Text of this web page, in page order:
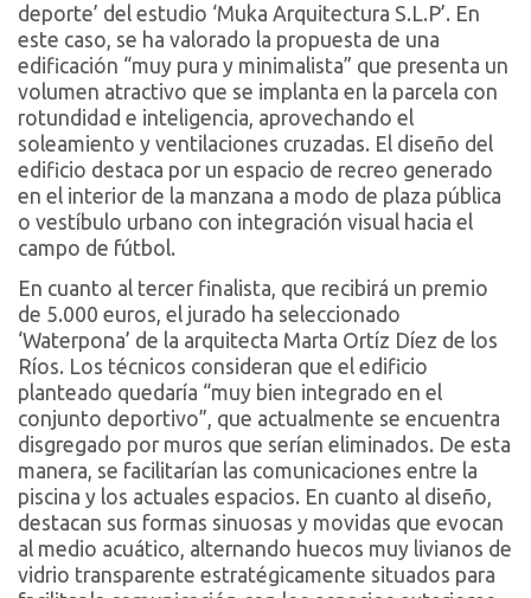
deporte’ del estudio ‘Muka Arquitectura S.L.P’. En
este caso, se ha valorado la propuesta de una
edificación “muy pura y minimalista” que presenta un
volumen atractivo que se implanta en la parcela con
rotundidad e inteligencia, aprovechando el
soleamiento y ventilaciones cruzadas. El diseño del
edificio destaca por un espacio de recreo generado
en el interior de la manzana a modo de plaza pública
o vestíbulo urbano con integración visual hacia el
campo de fútbol.
En cuanto al tercer finalista, que recibirá un premio
de 5.000 euros, el jurado ha seleccionado
‘Waterpona’ de la arquitecta Marta Ortíz Díez de los
Ríos. Los técnicos consideran que el edificio
planteado quedaría “muy bien integrado en el
conjunto deportivo”, que actualmente se encuentra
disgregado por muros que serían eliminados. De esta
manera, se facilitarían las comunicaciones entre la
piscina y los actuales espacios. En cuanto al diseño,
destacan sus formas sinuosas y movidas que evocan
al medio acuático, alternando huecos muy livianos de
vidrio transparente estratégicamente situados para